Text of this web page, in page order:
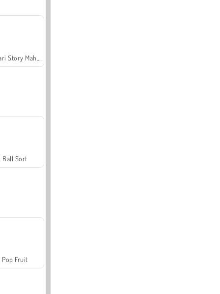
Ball Sort
Pop Fruit